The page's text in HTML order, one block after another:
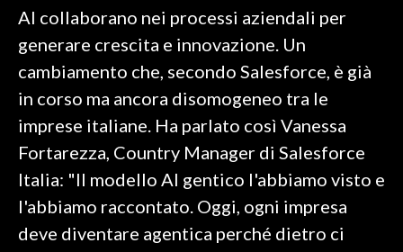
SALUTE
SARDEGNA TURISMO
SARDI NEL MONDO
NOTIZIE
EVENTI
3 MINUTI CON
AI collaborano nei processi aziendali per
generare crescita e innovazione. Un
cambiamento che, secondo Salesforce, è già
in corso ma ancora disomogeneo tra le
imprese italiane. Ha parlato così Vanessa
Fortarezza, Country Manager di Salesforce
Italia: "Il modello AI gentico l'abbiamo visto e
l'abbiamo raccontato. Oggi, ogni impresa
deve diventare agentica perché dietro ci